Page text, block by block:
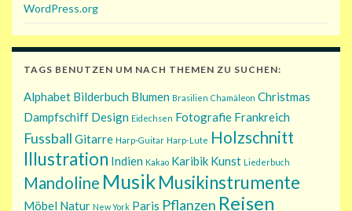
WordPress.org
TAGS BENUTZEN UM NACH THEMEN ZU SUCHEN:
Alphabet Bilderbuch Blumen Brasilien Chamäleon Christmas
Dampfschiff Design Eidechsen Fotografie Frankreich
Fussball Gitarre Harp-Guitar Harp-Lute Holzschnitt
Illustration Indien Kakao Karibik Kunst Liederbuch
Mandoline MusikMusikinstrumente
Möbel Natur New York Paris Pflanzen Reisen